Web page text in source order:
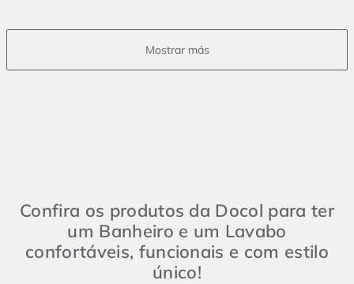
Confira os produtos da Docol para ter
um Banheiro e um Lavabo
confortáveis, funcionais e com estilo
único!